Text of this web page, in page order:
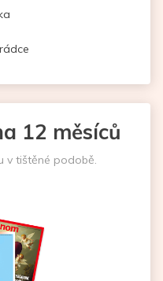
12 měsíců
v tištěné podobě.